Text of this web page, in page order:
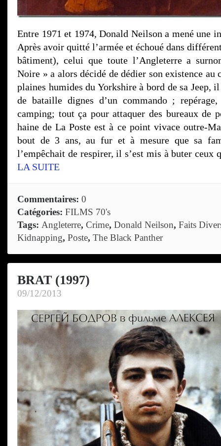
Entre 1971 et 1974, Donald Neilson a mené une
Après avoir quitté l’armée et échoué dans
bâtiment), celui que toute l’Angleterre a
Noire » a alors décidé de dédier son existence au
plaines humides du Yorkshire à bord de sa Jeep,
de bataille dignes d’un commando ; repérage,
camping; tout ça pour attaquer des bureaux de
haine de La Poste est à ce point vivace outre-
bout de 3 ans, au fur et à mesure que sa
l’empêchait de respirer, il s’est mis à buter ceux
LA SUITE
Commentaires: 0
Catégories: FILMS 70's
Tags: Angleterre, Crime, Donald Neilson, Faits
Kidnapping, Poste, The Black Panther
BRAT (1997)
09/12/2013